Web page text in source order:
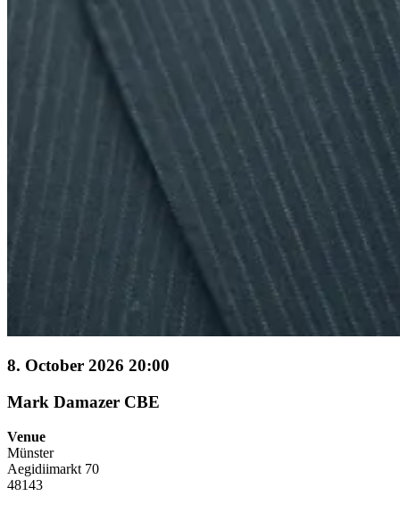
8. October 2026 20:00
Mark Damazer CBE
Venue
Münster
Aegidiimarkt 70
48143